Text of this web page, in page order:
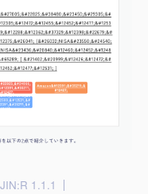
JIN:R 1.1.1